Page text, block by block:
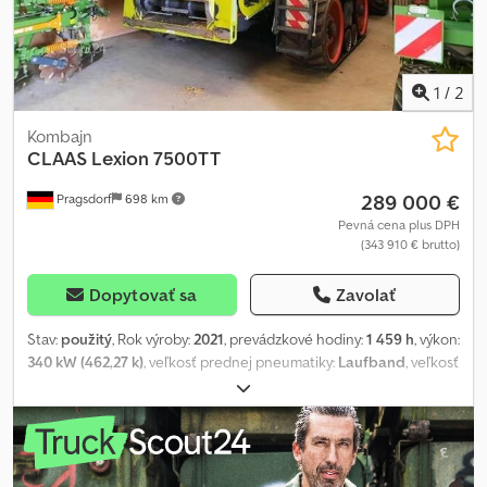
1 / 2
Pragsdorf 698 km
Kombajn
CLAAS Lexion 7500TT
289 000 €
Pevná cena plus DPH
(343 910 € brutto)
Dopytovať sa Zavolať
Stav: použitý, Rok výroby:2021, prevádzkové hodiny:1 459 h, výkon:
340 kW (462,27 k), veľkosť prednej pneumatiky: Laufband, veľkosť
, pracovná šírka:
pneumatiky:500/85R-30, Výbava:kabína, klimatizácia, palubný
počítač
, Obutie (v): Pás, Obutie (z): 500/85R-30, Prevádzkové
hodiny: 1459, Hodiny bubna/rotora: 843, Kontrola prietoku,
Horizontálne nastavenie obracača, Hydraulický pohon, Rádio,